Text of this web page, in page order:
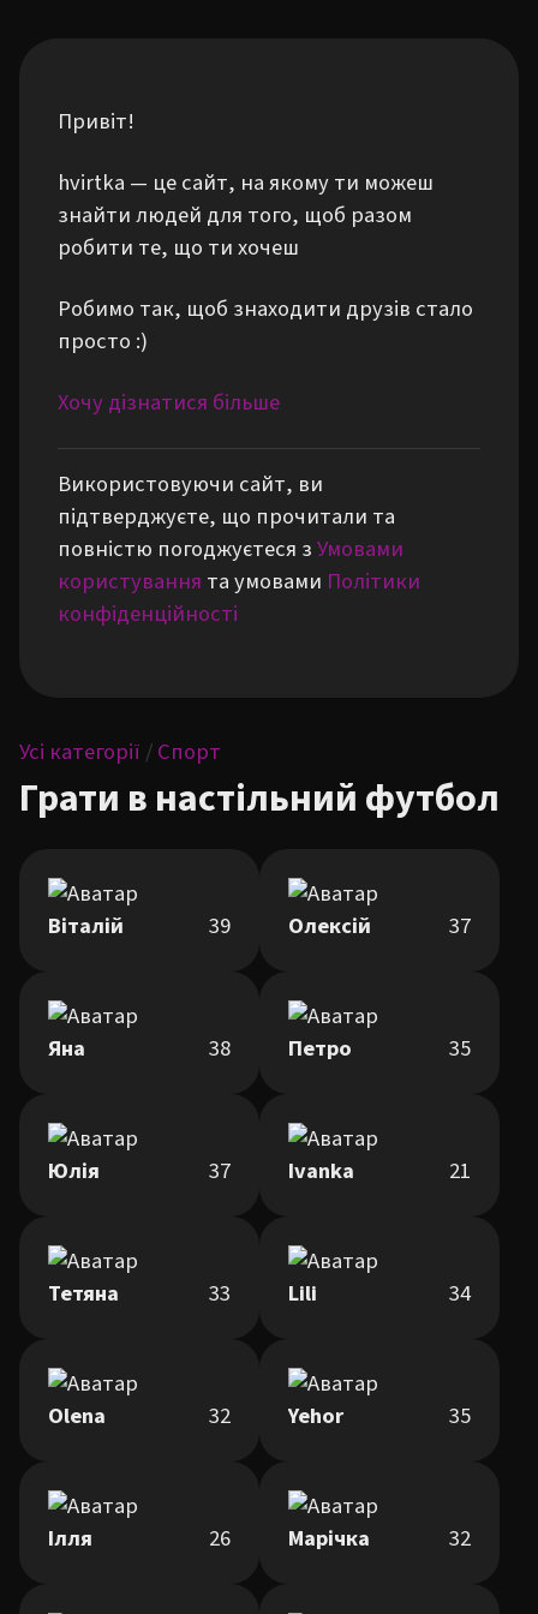
Привіт!
hvirtka — це сайт, на якому ти можеш
знайти людей для того, щоб разом
робити те, що ти хочеш
Робимо так, щоб знаходити друзів стало
просто :)
Хочу дізнатися більше
Використовуючи сайт, ви
підтверджуєте, що прочитали та
повністю погоджуєтеся зУмовами
користування та умовами Політики
конфіденційності
Усі категорії /Спорт
Грати в настільний футбол
Віталій 39 Олексій 37
Яна 38 Петро 35
Юлія 37 Ivanka 21
Тетяна 33 Lili 34
Olena 32 Yehor 35
Ілля 26 Марічка 32